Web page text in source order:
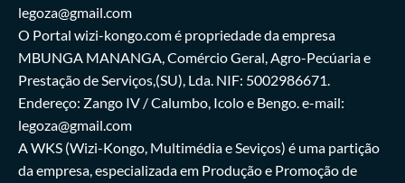
legoza@gmail.com
O Portal wizi-kongo.com é propriedade da empresa
MBUNGA MANANGA, Comércio Geral, Agro-Pecúaria e
Prestação de Serviços,(SU), Lda. NIF: 5002986671.
Endereço: Zango IV / Calumbo, Icolo e Bengo. e-mail:
legoza@gmail.com
A WKS (Wizi-Kongo, Multimédia e Seviços) é uma partição
da empresa, especializada em Produção e Promoção de